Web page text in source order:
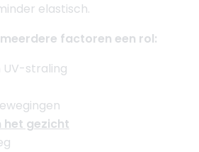
elastisch.
factoren een rol:
straling
het gezicht